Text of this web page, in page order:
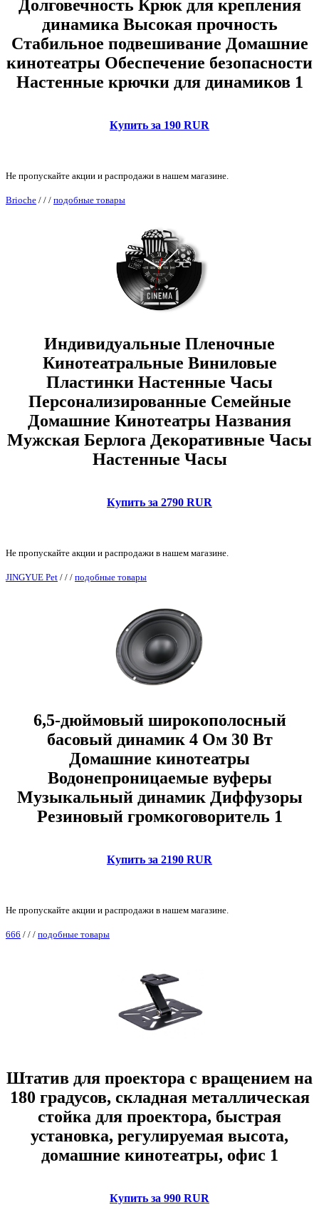
Долговечность Крюк для крепления
динамика Высокая прочность
Стабильное подвешивание Домашние
кинотеатры Обеспечение безопасности
Настенные крючки для динамиков 1
Купить за 190 RUR
Не пропускайте акции и распродажи в нашем магазине.
Brioche / / / подобные товары
Индивидуальные Пленочные
Кинотеатральные Виниловые
Пластинки Настенные Часы
Персонализированные Семейные
Домашние Кинотеатры Названия
Мужская Берлога Декоративные Часы
Настенные Часы
Купить за 2790 RUR
Не пропускайте акции и распродажи в нашем магазине.
JINGYUE Pet / / / подобные товары
6,5-дюймовый широкополосный
басовый динамик 4 Ом 30 Вт
Домашние кинотеатры
Водонепроницаемые вуферы
Музыкальный динамик Диффузоры
Резиновый громкоговоритель 1
Купить за 2190 RUR
Не пропускайте акции и распродажи в нашем магазине.
666 / / / подобные товары
Штатив для проектора с вращением на
180 градусов, складная металлическая
стойка для проектора, быстрая
установка, регулируемая высота,
домашние кинотеатры, офис 1
Купить за 990 RUR